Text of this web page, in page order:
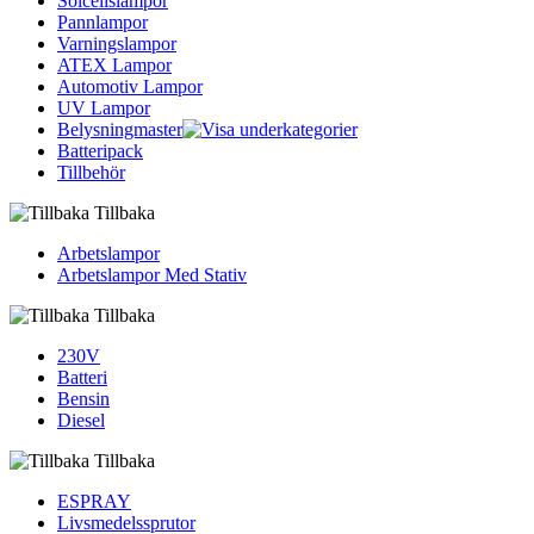
Pannlampor
Varningslampor
ATEX Lampor
Automotiv Lampor
UV Lampor
Belysningmaster
Batteripack
Tillbehör
Tillbaka
Arbetslampor
Arbetslampor Med Stativ
Tillbaka
230V
Batteri
Bensin
Diesel
Tillbaka
ESPRAY
Livsmedelssprutor